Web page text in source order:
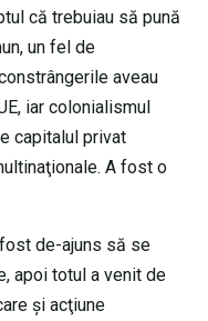
că trebuiau să pună
un fel de
aveau
iar colonialismul
capitalul privat
A fost o
de-ajuns să se
apoi totul a venit de
şi acţiune